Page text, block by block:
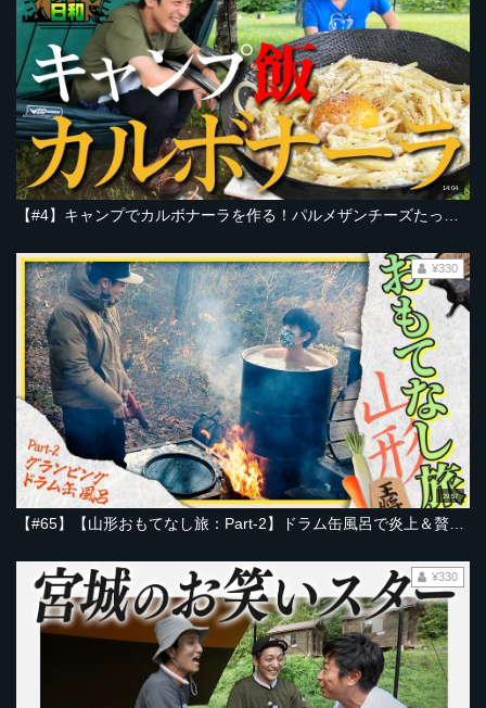
14:04
【#4】キャンプでカルボナーラを作る！パルメザンチーズたっぷりの飯テロ！キャンプ飯！とろサーモン村田、ゲストはソラシド本坊！【とろサー村田のアウトドア日和】
29:57
【#65】【山形おもてなし旅：Part-2】ドラム缶風呂で炎上＆贅沢グランピングでバーベキュー「とろサーモン村田とソラシド本坊の1泊2日旅 密着ドキュメント」
¥330
¥330